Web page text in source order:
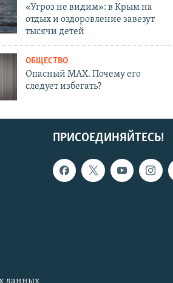
«Угроз не видим»: в Крым на
отдых и оздоровление завезут
тысячи детей
ОБЩЕСТВО
Опасный MAX. Почему его
следует избегать?
ПРИСОЕДИНЯЙТЕСЬ!